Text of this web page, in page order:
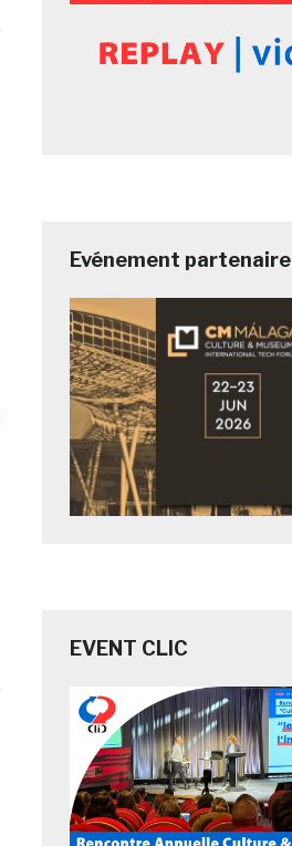
Evénement partenaire
EVENT CLIC